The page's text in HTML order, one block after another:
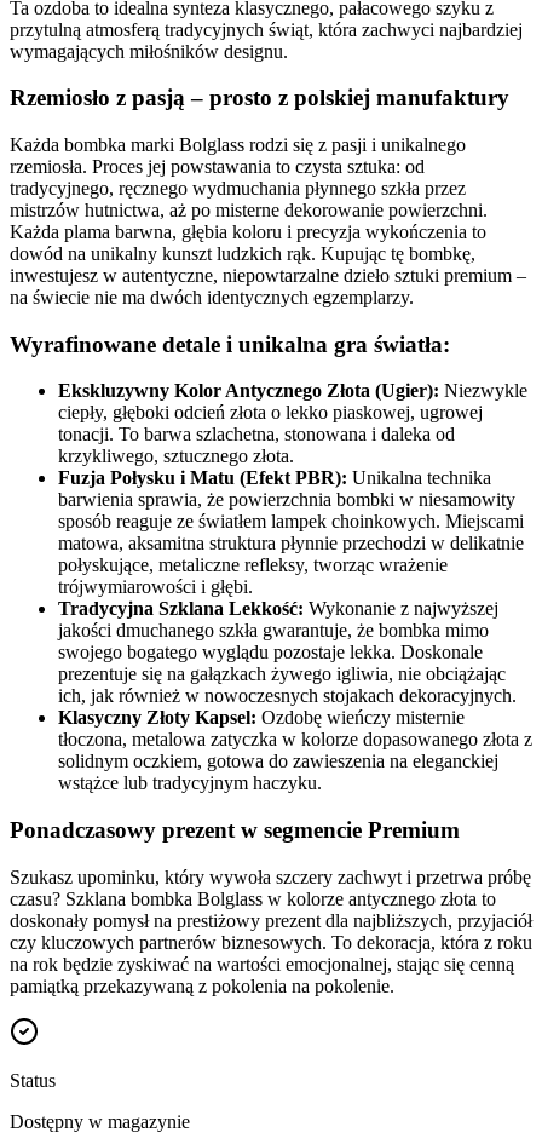
Ta ozdoba to idealna synteza klasycznego, pałacowego szyku z
przytulną atmosferą tradycyjnych świąt, która zachwyci najbardziej
wymagających miłośników designu.
Rzemiosło z pasją – prosto z polskiej manufaktury
Każda bombka marki Bolglass rodzi się z pasji i unikalnego
rzemiosła. Proces jej powstawania to czysta sztuka: od
tradycyjnego, ręcznego wydmuchania płynnego szkła przez
mistrzów hutnictwa, aż po misterne dekorowanie powierzchni.
Każda plama barwna, głębia koloru i precyzja wykończenia to
dowód na unikalny kunszt ludzkich rąk. Kupując tę bombkę,
inwestujesz w autentyczne, niepowtarzalne dzieło sztuki premium –
na świecie nie ma dwóch identycznych egzemplarzy.
Wyrafinowane detale i unikalna gra światła:
Ekskluzywny Kolor Antycznego Złota (Ugier): Niezwykle
ciepły, głęboki odcień złota o lekko piaskowej, ugrowej
tonacji. To barwa szlachetna, stonowana i daleka od
krzykliwego, sztucznego złota.
Fuzja Połysku i Matu (Efekt PBR): Unikalna technika
barwienia sprawia, że powierzchnia bombki w niesamowity
sposób reaguje ze światłem lampek choinkowych. Miejscami
matowa, aksamitna struktura płynnie przechodzi w delikatnie
połyskujące, metaliczne refleksy, tworząc wrażenie
trójwymiarowości i głębi.
Tradycyjna Szklana Lekkość: Wykonanie z najwyższej
jakości dmuchanego szkła gwarantuje, że bombka mimo
swojego bogatego wyglądu pozostaje lekka. Doskonale
prezentuje się na gałązkach żywego igliwia, nie obciążając
ich, jak również w nowoczesnych stojakach dekoracyjnych.
Klasyczny Złoty Kapsel: Ozdobę wieńczy misternie
tłoczona, metalowa zatyczka w kolorze dopasowanego złota z
solidnym oczkiem, gotowa do zawieszenia na eleganckiej
wstążce lub tradycyjnym haczyku.
Ponadczasowy prezent w segmencie Premium
Szukasz upominku, który wywoła szczery zachwyt i przetrwa próbę
czasu? Szklana bombka Bolglass w kolorze antycznego złota to
doskonały pomysł na prestiżowy prezent dla najbliższych, przyjaciół
czy kluczowych partnerów biznesowych. To dekoracja, która z roku
na rok będzie zyskiwać na wartości emocjonalnej, stając się cenną
pamiątką przekazywaną z pokolenia na pokolenie.
Status
Dostępny w magazynie